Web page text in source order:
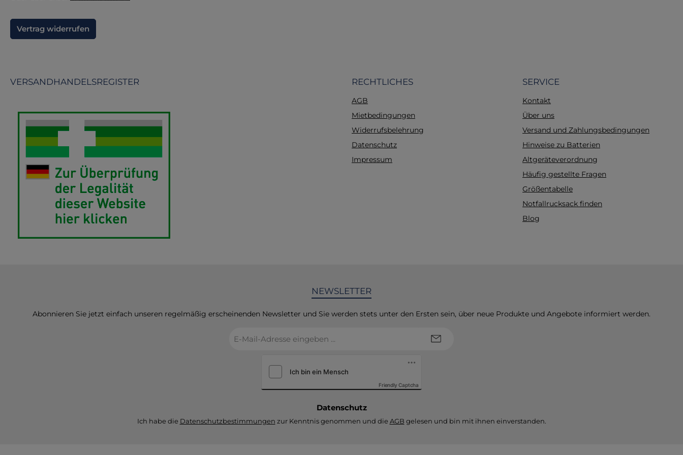
Vertrag widerrufen
VERSANDHANDELSREGISTER RECHTLICHES
AGB
Mietbedingungen
Widerrufsbelehrung
Datenschutz
Impressum
SERVICE
Kontakt
Über uns
Versand und Zahlungsbedingungen
Hinweise zu Batterien
Altgeräteverordnung
Häufig gestellte Fragen
Größentabelle
Notfallrucksack finden
Blog
NEWSLETTER
Abonnieren Sie jetzt einfach unseren regelmäßig erscheinenden Newsletter und Sie werden stets unter den Ersten sein, über neue Produkte und Angebote informiert werden.
Mail-
Friendly Captcha
Datenschutz
Ich habe die Datenschutzbestimmungen zur Kenntnis genommen und die AGB gelesen und bin mit ihnen einverstanden.